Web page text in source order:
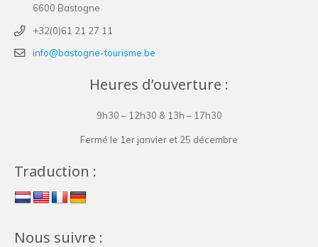
6600 Bastogne
+32(0)61 21 27 11
info@bastogne-tourisme.be
Heures d’ouverture :
9h30 – 12h30 & 13h – 17h30
Fermé le 1er janvier et 25 décembre
Traduction :
Nous suivre :